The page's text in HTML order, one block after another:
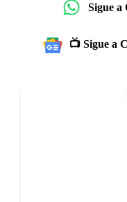
Sigue
📺 Sigue a